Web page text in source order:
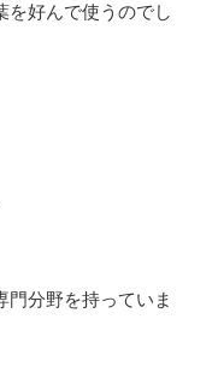
を好んで使うのでし
門分野を持っていま